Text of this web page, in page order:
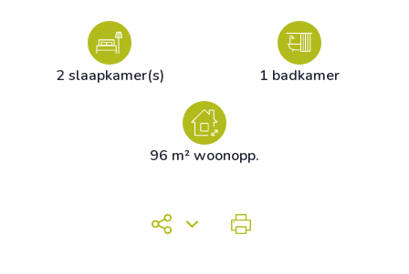
2 slaapkamer(s) 1 badkamer
96 m² woonopp.